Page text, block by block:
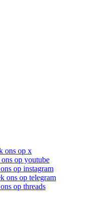
ons op x
op youtube
op instagram
ons op telegram
op threads